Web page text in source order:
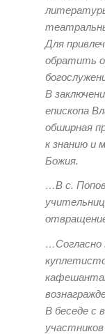
Для
обратить
В
епископа
обширная
к знанию и
Божия.
…В с.
…Согласно
В беседе с